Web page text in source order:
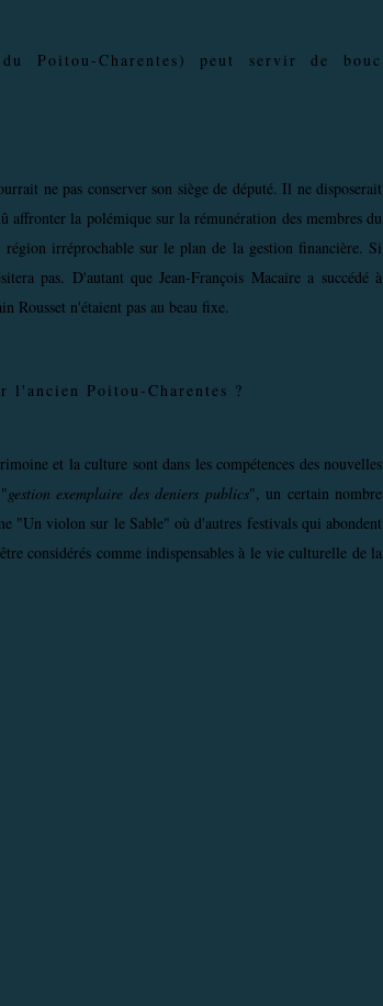
Poitou-Charentes) peut servir de bouc
ne pas conserver son siège de député. Il ne disposerait
la polémique sur la rémunération des membres du
irréprochable sur le plan de la gestion financière. Si
pas. D'autant que Jean-François Macaire a succédé à
Rousset n'étaient pas au beau fixe.
l'ancien Poitou-Charentes ?
et la culture sont dans les compétences des nouvelles
gestion exemplaire des deniers publics", un certain nombre
"Un violon sur le Sable" où d'autres festivals qui abondent
considérés comme indispensables à le vie culturelle de la